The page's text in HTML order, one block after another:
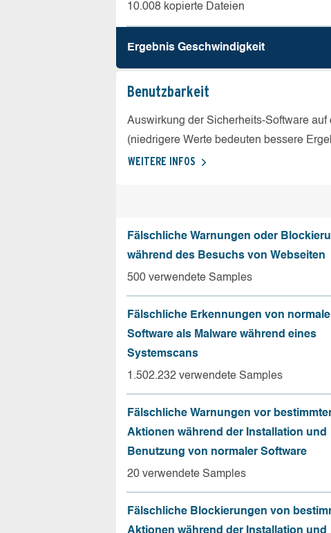
10.008 kopierte Dateien
Ergebnis Geschw­indigkeit
Benutz­barkeit
Auswirkung der Sicherheits-Software
(niedrigere Werte bedeuten bessere
WEITERE INFOS
Fälschliche Warnungen oder
während des Besuchs von Webseiten
500 verwendete Samples
Fälschliche Erkennungen von
Software als Malware während eines
Systemscans
1.502.232 verwendete Samples
Fälschliche Warnungen vor
Aktionen während der Installation und
Benutzung von normaler Software
20 verwendete Samples
Fälschliche Blockierungen von